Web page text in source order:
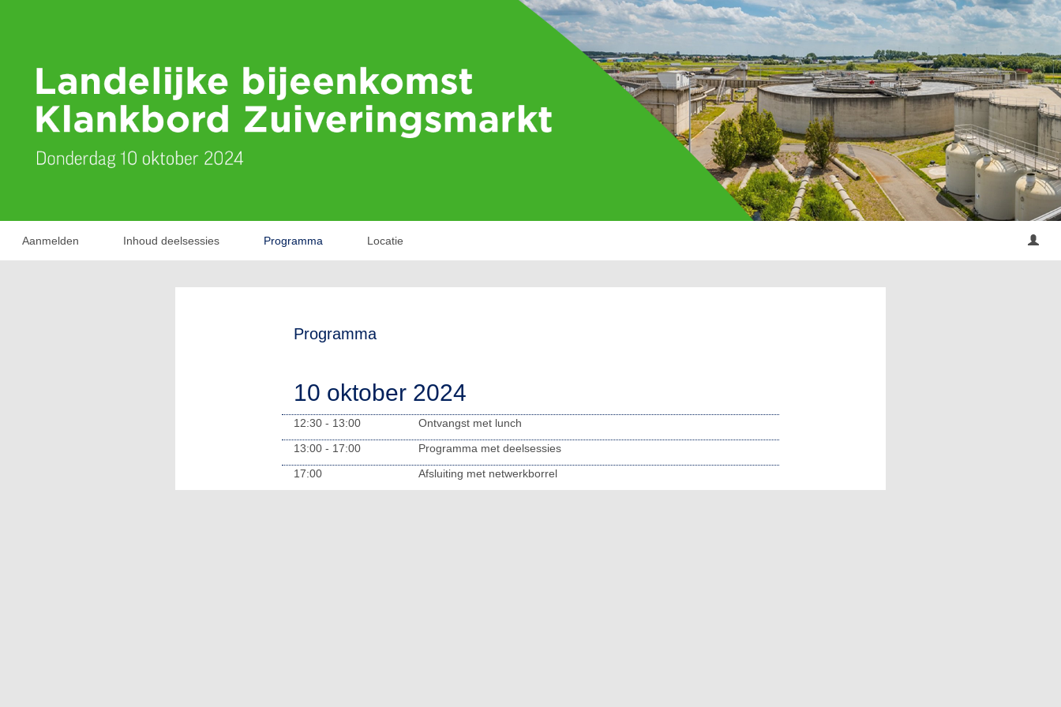
Aanmelden Inhoud deelsessies Programma Locatie
Programma
10 oktober 2024
12:30 - 13:00
Ontvangst met lunch
13:00 - 17:00
Programma met deelsessies
17:00
Afsluiting met netwerkborrel